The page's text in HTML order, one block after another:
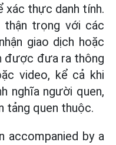
xác thực danh tính.
trọng với các
giao dịch hoặc
được đưa ra thông
video, kể cả khi
nghĩa người quen,
tảng quen thuộc.
accompanied by a